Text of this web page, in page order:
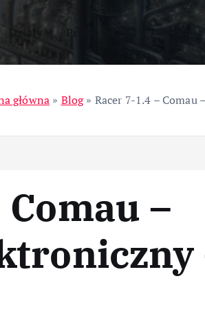
Przemysł
główna » Blog» Racer 7-1.4 –
–